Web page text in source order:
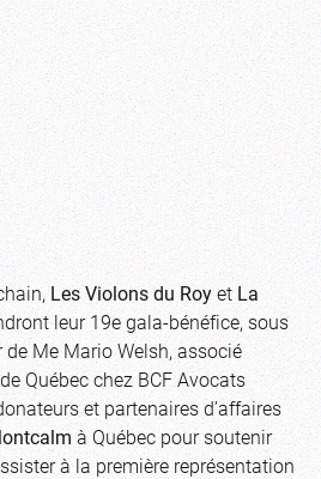
Les Violons du RoyetLa
leur 19e gala-bénéfice, sous
de Me Mario Welsh, associé
Québec chez BCF Avocats
et partenaires d’affaires
à Québec pour soutenir
à la première représentation